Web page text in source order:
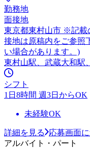
勤務地
面接地
東京都東村山市 ※記載
接地は原稿内をご参照
い場合があります。)
東村山駅、武蔵大和駅
シフト
1日8時間 週3日からOK
未経験OK
詳細を見る
応募画面
アルバイト・パート